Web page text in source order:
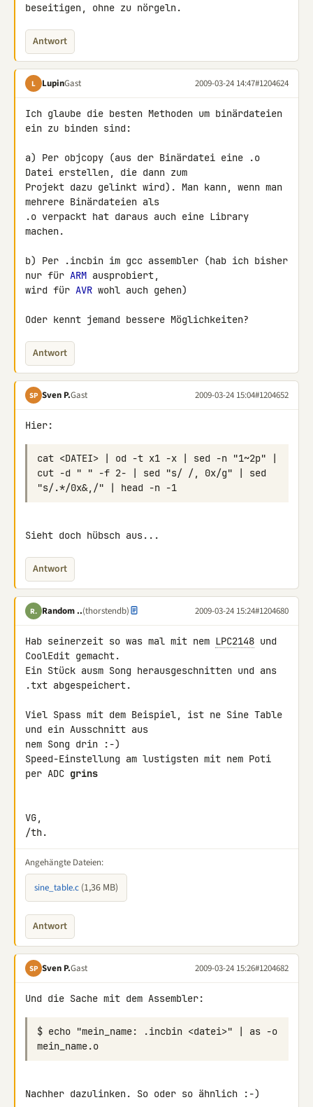
beseitigen, ohne zu nörgeln.
Antwort
L LupinGast 2009-03-24 14:47#1204624
Ich glaube die besten Methoden um binärdateien
ein zu binden sind:
a) Per objcopy (aus der Binärdatei eine .o
Datei erstellen, die dann zum
Projekt dazu gelinkt wird). Man kann, wenn man
mehrere Binärdateien als
.o verpackt hat daraus auch eine Library
machen.
b) Per .incbin im gcc assembler (hab ich bisher
nur für ARM ausprobiert,
wird für AVR wohl auch gehen)
Oder kennt jemand bessere Möglichkeiten?
Antwort
SP Sven P.Gast 2009-03-24 15:04#1204652
Hier:
cat <DATEI> | od -t x1 -x | sed -n "1~2p" |
cut -d " " -f 2- | sed "s/ /, 0x/g" | sed
Sieht doch hübsch aus...
Antwort
R. Random ..(thorstendb) 2009-03-24 15:24#1204680
Hab seinerzeit so was mal mit nem LPC2148 und
CoolEdit gemacht.
Ein Stück ausm Song herausgeschnitten und ans
.txt abgespeichert.
Viel Spass mit dem Beispiel, ist ne Sine Table
und ein Ausschnitt aus
nem Song drin :-)
Speed-Einstellung am lustigsten mit nem Poti
per ADC grins
VG,
/th.
Angehängte Dateien:
sine_table.c (1,36 MB)
Antwort
SP Sven P.Gast 2009-03-24 15:26#1204682
$ echo "mein_name: .incbin <datei>" | as -o
Nachher dazulinken. So oder so ähnlich :-)